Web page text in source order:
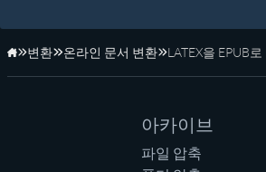
홈페이지
변환 온라인 문서 변환 LATEX을 EPUB
아카이브
파일 압축